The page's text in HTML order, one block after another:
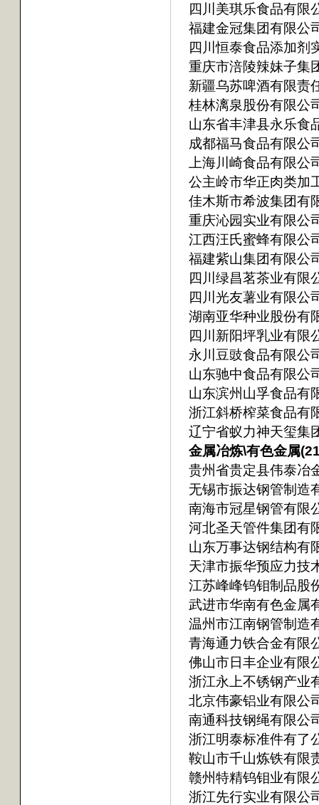
四川美琪乐食品有限
福建金冠集团有限公
四川恒泰食品添加剂
重庆市涪陵辣妹子集
新疆乌苏啤酒有限责
桂林漓泉股份有限公
山东省丰津县永乐食
成都福马食品有限公
上海川崎食品有限公
公主岭市华正肉类加
佳木斯市希波集团有
重庆沁园实业有限公
江西汪氏蜜蜂有限公
福建紫山集团有限公
四川绿昌茗茶业有限
四川光友薯业有限公
湖南亚华种业股份有
四川新阳坪乳业有限
永川豆豉食品有限公
山东驰中食品有限公
山东滨州山孚食品有
浙江斜桥榨菜食品有
辽宁省蚁力神天玺集
金属冶炼\有色金属
贵州省贵定县伟泰冶
无锡市振达钢管制造
南海市冠星钢管有限
河北圣天管件集团有
山东万事达钢结构有
天津市振华预应力技
江苏峰峰钨钼制品股
武进市华南有色金属
温州市江南钢管制造
青海通力铁合金有限
佛山市日丰企业有限
浙江永上不锈钢产业
北京伟豪铝业有限公
南通科技钢绳有限公
浙江明泰标准件有了
鞍山市千山炼铁有限
赣州特精钨钼业有限
浙江先行实业有限公